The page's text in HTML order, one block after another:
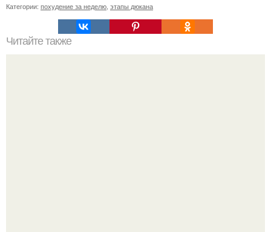
Категории: похудение за неделю этапы дюкана
Читайте также